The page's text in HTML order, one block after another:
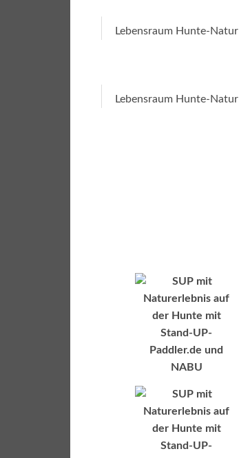
Lebensraum Hunte-Natur
Lebensraum Hunte-Natur